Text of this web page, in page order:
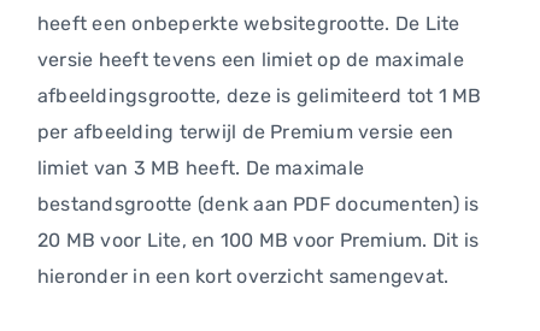
heeft een onbeperkte websitegrootte. De Lite
versie heeft tevens een limiet op de maximale
afbeeldingsgrootte, deze is gelimiteerd tot 1 MB
per afbeelding terwijl de Premium versie een
limiet van 3 MB heeft. De maximale
bestandsgrootte (denk aan PDF documenten) is
20 MB voor Lite, en 100 MB voor Premium. Dit is
hieronder in een kort overzicht samengevat.